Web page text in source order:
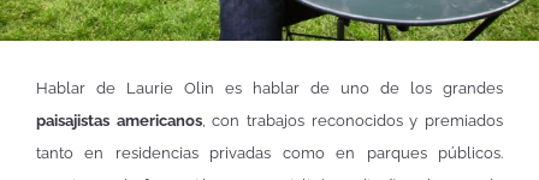
Hablar de Laurie Olin es hablar de uno de los grandes
paisajistas americanos, con trabajos reconocidos y premiados
tanto en residencias privadas como en parques públicos.